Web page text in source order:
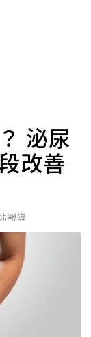
泌尿
改善
報導